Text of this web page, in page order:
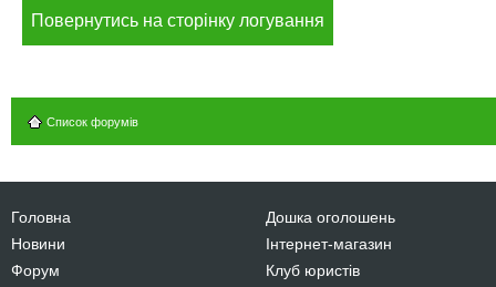
Повернутись на сторінку логування
Список форумів
Головна
Новини
Форум
Дошка оголошень
Інтернет-магазин
Клуб юристів